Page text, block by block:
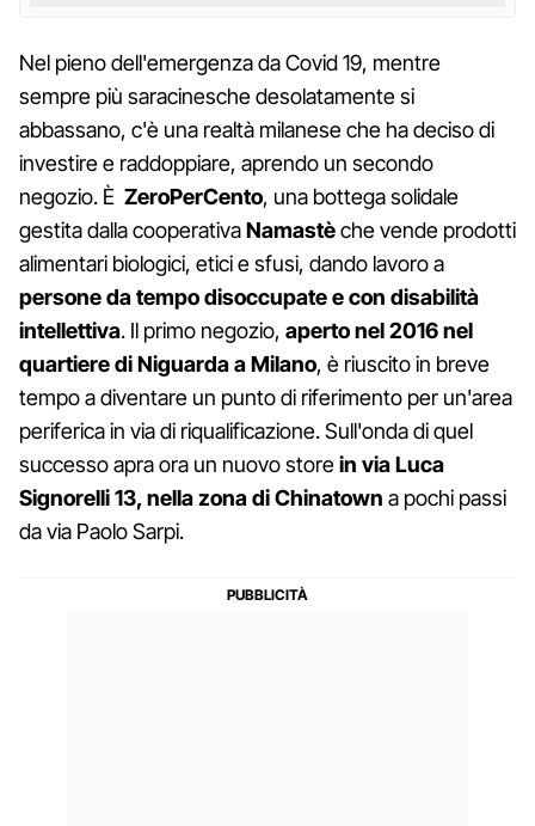
Nel pieno dell'emergenza da Covid 19, mentre
sempre più saracinesche desolatamente si
abbassano, c'è una realtà milanese che ha deciso di
investire e raddoppiare, aprendo un secondo
negozio. È ZeroPerCento, una bottega solidale
gestita dalla cooperativaNamastèche vende prodotti
alimentari biologici, etici e sfusi, dando lavoro a
persone da tempo disoccupate e con disabilità
intellettiva. Il primo negozio, aperto nel 2016 nel
quartiere di Niguarda a Milano, è riuscito in breve
tempo a diventare un punto di riferimento per un'area
periferica in via di riqualificazione. Sull'onda di quel
successo apra ora un nuovo storein via Luca
Signorelli 13, nella zona di Chinatown a pochi passi
da via Paolo Sarpi.